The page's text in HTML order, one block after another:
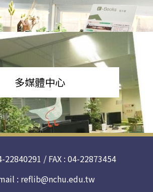
多媒體中心
22840291 / FAX : 04-22873454
: reflib@nchu.edu.tw